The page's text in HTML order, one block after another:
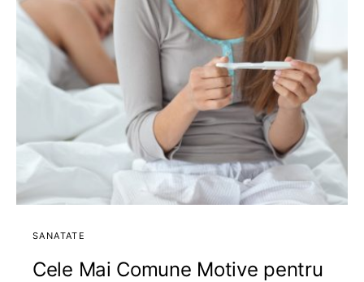
SANATATE
Cele Mai Comune Motive pentru